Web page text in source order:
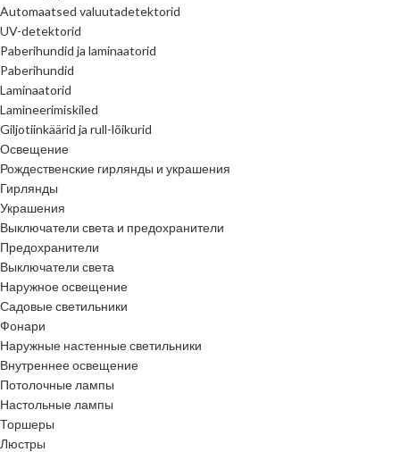
Automaatsed valuutadetektorid
UV-detektorid
Paberihundid ja laminaatorid
Paberihundid
Laminaatorid
Lamineerimiskiled
Giljotiinkäärid ja rull-lõikurid
Освещение
Рождественские гирлянды и украшения
Гирлянды
Украшения
Выключатели света и предохранители
Предохранители
Выключатели света
Наружное освещение
Садовые светильники
Фонари
Наружные настенные светильники
Внутреннее освещение
Потолочные лампы
Настольные лампы
Торшеры
Люстры